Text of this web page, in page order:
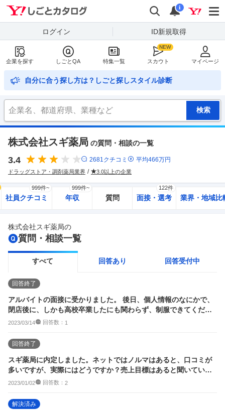
検索
通知
i
ログイン ID新規取得
企業を探す しごとQA 特集一覧 スカウト マイページ
自分に合う探し方は？しごと探しスタイル診断
株式会社スギ薬局 の質問・相談の一覧
3.4 2681 クチコミ 平均466万円
ドラッグストア・調剤薬局業界 3.0以上の企業
社員クチコミ
999件~
年収
999件~
質問 面接・選考
122件
業界・地域比
株式会社スギ薬局の
質問・相談一覧
すべて 回答あり 回答受付中
回答終了
アルバイトの面接に受かりました。 後日、個人情報のなにかで、
閉店後に、しかも高校卒業したにも関わらず、制服できてくださ
いといわれました...
2023/03/14 回答数： 1
回答終了
スギ薬局に内定しました。ネットではノルマはあると、口コミが
多いですが、実際にはどうですか？売上目標はあると聞いていま
すが、どの程度の厳...
2023/01/02 回答数： 2
解決済み